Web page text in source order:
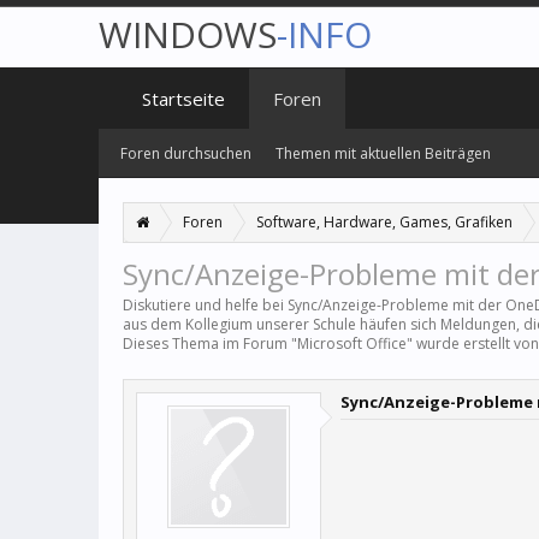
Foren Software, Hardware, Games, Grafiken
Sync/Anzeige-Probleme mit
Diskutiere und helfe bei Sync/Anzeige-Probleme mit der
aus dem Kollegium unserer Schule häufen sich Meldungen,
Dieses Thema im Forum "Microsoft Office" wurde erstellt
Sync/Anzeige-
WINDOWS-INFO
Startseite Foren
Foren durchsuchen Themen mit aktuellen Beiträgen